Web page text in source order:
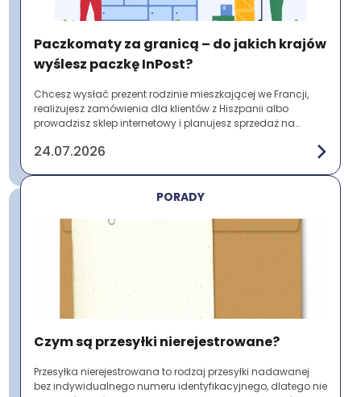
Paczkomaty za granicą – do jakich krajów
wyślesz paczkę InPost?
Chcesz wysłać prezent rodzinie mieszkającej we Francji,
realizujesz zamówienia dla klientów z Hiszpanii albo
prowadzisz sklep internetowy i planujesz sprzedaż na
24.07.2026
PORADY
Czym są przesyłki nierejestrowane?
Przesyłka nierejestrowana to rodzaj przesyłki nadawanej
bez indywidualnego numeru identyfikacyjnego, dlatego nie